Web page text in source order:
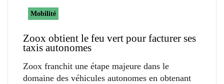
Mobilité
Zoox obtient le feu vert pour facturer ses
taxis autonomes
Zoox franchit une étape majeure dans le
domaine des véhicules autonomes en obtenant